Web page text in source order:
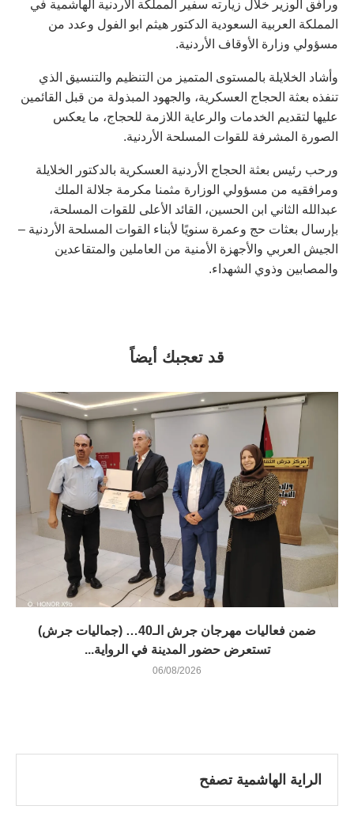
ورافق الوزير خلال زيارته سفير المملكة الأردنية الهاشمية في
المملكة العربية السعودية الدكتور هيثم ابو الفول وعدد من
مسؤولي وزارة الأوقاف الأردنية.
وأشاد الخلايلة بالمستوى المتميز من التنظيم والتنسيق الذي
تنفذه بعثة الحجاج العسكرية، والجهود المبذولة من قبل القائمين
عليها لتقديم الخدمات والرعاية اللازمة للحجاج، ما يعكس
الصورة المشرفة للقوات المسلحة الأردنية.
ورحب رئيس بعثة الحجاج الأردنية العسكرية بالدكتور الخلايلة
ومرافقيه من مسؤولي الوزارة مثمنا مكرمة جلالة الملك
عبدالله الثاني ابن الحسين، القائد الأعلى للقوات المسلحة،
بإرسال بعثات حج وعمرة سنويًا لأبناء القوات المسلحة الأردنية –
الجيش العربي والأجهزة الأمنية من العاملين والمتقاعدين
والمصابين وذوي الشهداء.
قد تعجبك أيضاً
ضمن فعاليات مهرجان جرش الـ40… (جماليات جرش)
تستعرض حضور المدينة في الرواية...
06/08/2026
الراية الهاشمية تصفح